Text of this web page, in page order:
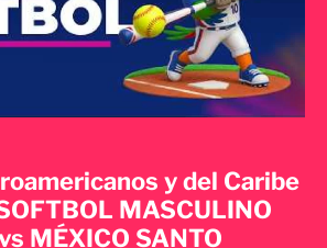
y del Caribe
MASCULINO
MÉXICO SANTO